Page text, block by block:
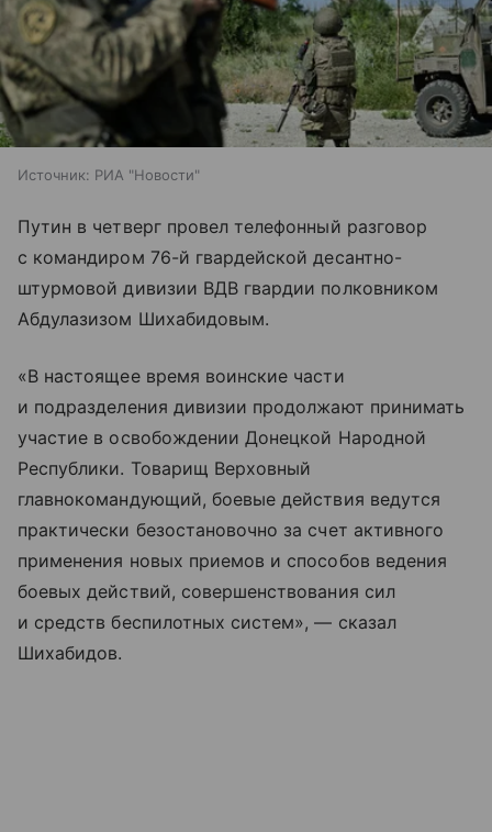
Источник: РИА "Новости"
Путин в четверг провел телефонный разговор
с командиром 76-й гвардейской десантно-
штурмовой дивизии ВДВ гвардии полковником
Абдулазизом Шихабидовым.
«В настоящее время воинские части
и подразделения дивизии продолжают принимать
участие в освобождении Донецкой Народной
Республики. Товарищ Верховный
главнокомандующий, боевые действия ведутся
практически безостановочно за счет активного
применения новых приемов и способов ведения
боевых действий, совершенствования сил
и средств беспилотных систем», — сказал
Шихабидов.